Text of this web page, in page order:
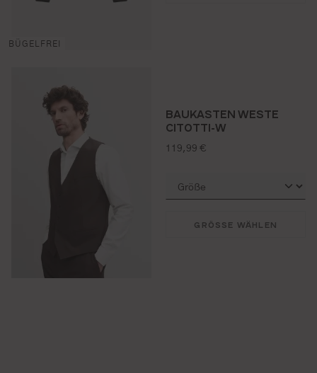
BÜGELFREI
BAUKASTEN WESTE
CITOTTI-W
regulärer preis:
119,99 €
GRÖSSE WÄHLEN